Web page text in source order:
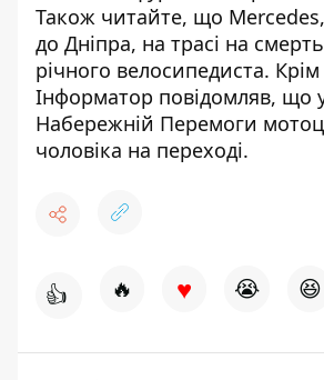
Також читайте, що
до Дніпра, на трасі на
річного велосипедиста.
Інформатор повідомляв, що
Набережній Перемоги
чоловіка на переході.
👍 🔥 ♥ 😭 😆